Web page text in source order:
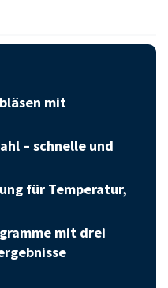
mit
– schnelle und
für Temperatur,
mit drei